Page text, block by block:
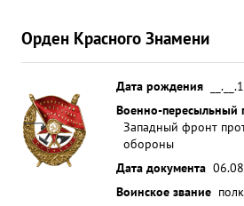
Орден Красного Знамени
Дата рождения
Военно-пересыльный
Западный фронт
обороны
Дата документа
Воинское звание